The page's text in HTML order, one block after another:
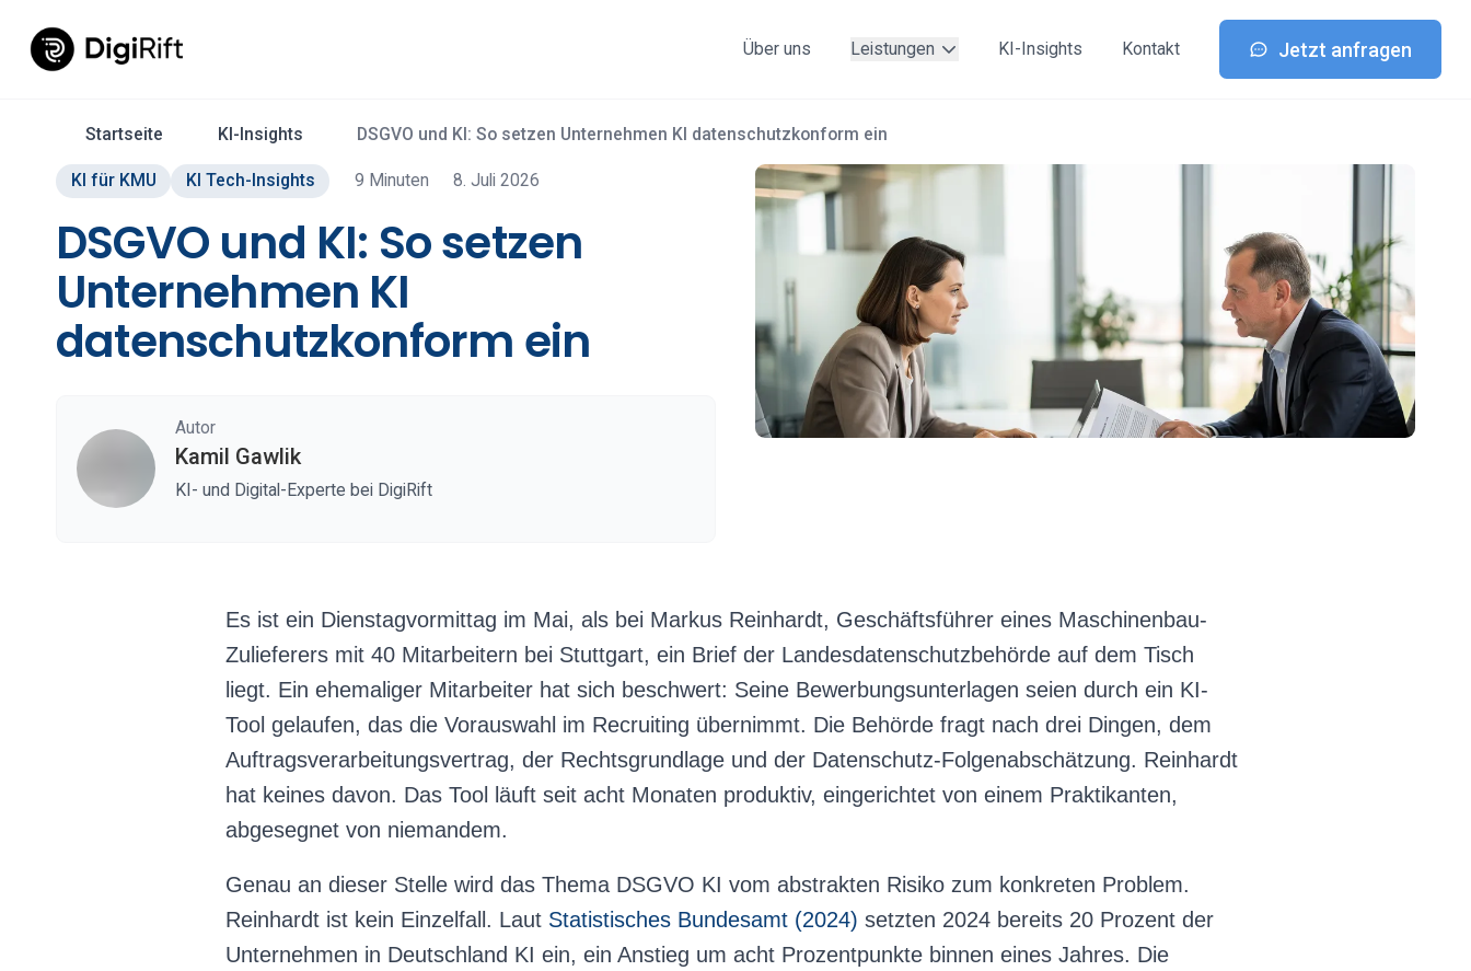
Über uns Leistungen KI-Insights Kontakt Jetzt anfragen
Startseite KI-Insights DSGVO und KI: So setzen Unternehmen KI datenschutzkonform ein
KI für KMU KI Tech-Insights 9 Minuten 8. Juli 2026
DSGVO und KI: So setzen
Unternehmen KI
datenschutzkonform ein
Autor
Kamil Gawlik
KI- und Digital-Experte bei DigiRift
Es ist ein Dienstagvormittag im Mai, als bei Markus Reinhardt, Geschäftsführer eines Maschinenbau-
Zulieferers mit 40 Mitarbeitern bei Stuttgart, ein Brief der Landesdatenschutzbehörde auf dem Tisch
liegt. Ein ehemaliger Mitarbeiter hat sich beschwert: Seine Bewerbungsunterlagen seien durch ein KI-
Tool gelaufen, das die Vorauswahl im Recruiting übernimmt. Die Behörde fragt nach drei Dingen, dem
Auftragsverarbeitungsvertrag, der Rechtsgrundlage und der Datenschutz-Folgenabschätzung. Reinhardt
hat keines davon. Das Tool läuft seit acht Monaten produktiv, eingerichtet von einem Praktikanten,
abgesegnet von niemandem.
Genau an dieser Stelle wird das Thema DSGVO KI vom abstrakten Risiko zum konkreten Problem.
Reinhardt ist kein Einzelfall. Laut Statistisches Bundesamt (2024) setzten 2024 bereits 20 Prozent der
Unternehmen in Deutschland KI ein, ein Anstieg um acht Prozentpunkte binnen eines Jahres. Die